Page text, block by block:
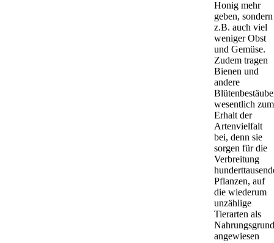
Honig mehr
geben, sondern
z.B. auch viel
weniger Obst
und Gemüse.
Zudem tragen
Bienen und
andere
wesentlich zum
Erhalt der
Artenvielfalt
bei, denn sie
sorgen für die
Verbreitung
Pflanzen, auf
die wiederum
unzählige
Tierarten als
angewiesen